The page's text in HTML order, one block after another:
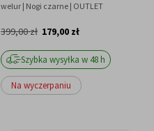
welur | Nogi czarne | OUTLET
179,00 zł
399,00 zł
Szybka wysyłka w 48 h
Na wyczerpaniu